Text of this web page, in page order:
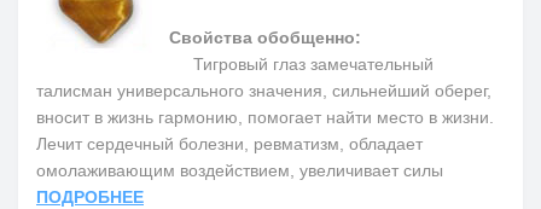
Свойства обобщенно:
Тигровый глаз замечательный
талисман универсального значения, сильнейший оберег,
вносит в жизнь гармонию, помогает найти место в жизни.
Лечит сердечный болезни, ревматизм, обладает
омолаживающим воздействием, увеличивает силы
ПОДРОБНЕЕ